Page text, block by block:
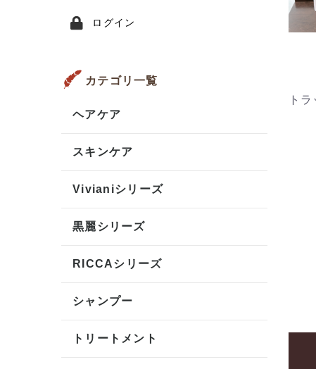
ログイン
カテゴリ一覧
ヘアケア
スキンケア
Vivianiシリーズ
黒麗シリーズ
RICCAシリーズ
シャンプー
トリートメント
ト